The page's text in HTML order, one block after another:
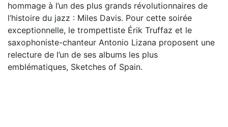
hommage à l’un des plus grands révolutionnaires de
l’histoire du jazz : Miles Davis. Pour cette soirée
exceptionnelle, le trompettiste Érik Truffaz et le
saxophoniste-chanteur Antonio Lizana proposent une
relecture de l’un de ses albums les plus
emblématiques, Sketches of Spain.